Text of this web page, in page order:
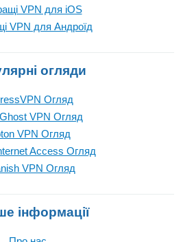
VPN для iOS
VPN для Андроїд
огляди
Огляд
VPN Огляд
VPN Огляд
Access Огляд
VPN Огляд
інформації